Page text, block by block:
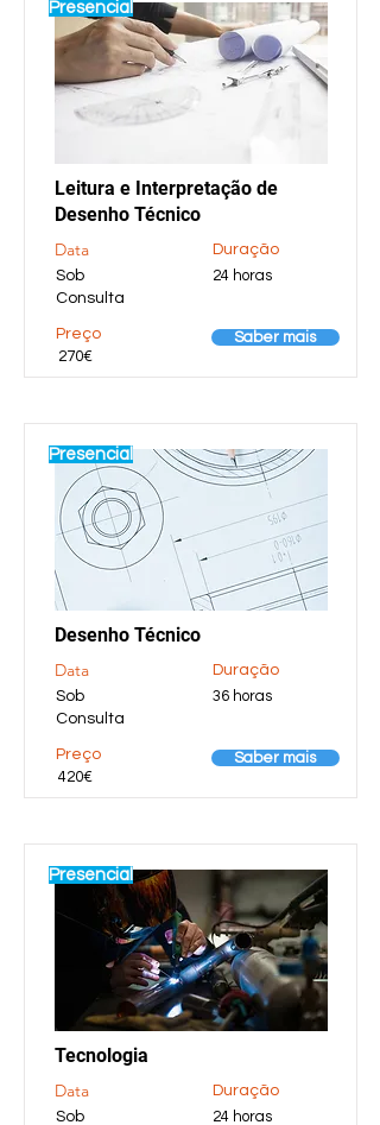
Presencial
Leitura e Interpretação de
Desenho Técnico
Data
Sob
Consulta
Preço
270€
Duração
24 horas
Saber mais
Presencial
Desenho Técnico
Data
Sob
Consulta
Preço
420€
Duração
36 horas
Saber mais
Presencial
Tecnologia
Data
Sob
Duração
24 horas